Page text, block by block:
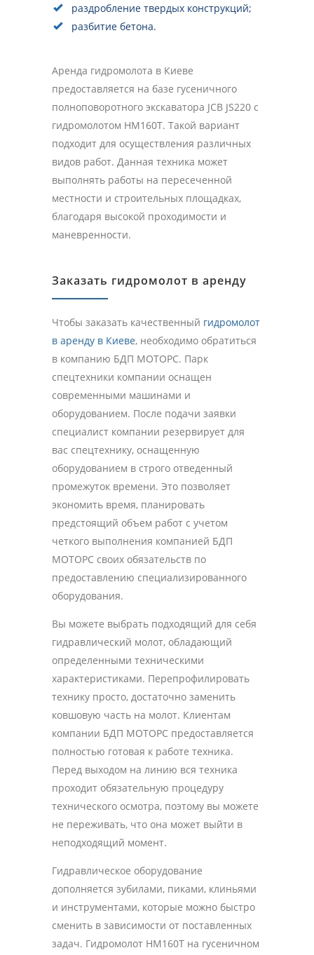
раздробление твердых конструкций;
разбитие бетона.
Аренда гидромолота в Киеве
предоставляется на базе гусеничного
полноповоротного экскаватора JCB JS220 с
гидромолотом HM160T. Такой вариант
подходит для осуществления различных
видов работ. Данная техника может
выполнять работы на пересеченной
местности и строительных площадках,
благодаря высокой проходимости и
маневренности.
Заказать гидромолот в аренду
Чтобы заказать качественный гидромолот
в аренду в Киеве, необходимо обратиться
в компанию БДП МОТОРС. Парк
спецтехники компании оснащен
современными машинами и
оборудованием. После подачи заявки
специалист компании резервирует для
вас спецтехнику, оснащенную
оборудованием в строго отведенный
промежуток времени. Это позволяет
экономить время, планировать
предстоящий объем работ с учетом
четкого выполнения компанией БДП
МОТОРС своих обязательств по
предоставлению специализированного
оборудования.
Вы можете выбрать подходящий для себя
гидравлический молот, обладающий
определенными техническими
характеристиками. Перепрофилировать
технику просто, достаточно заменить
ковшовую часть на молот. Клиентам
компании БДП МОТОРС предоставляется
полностью готовая к работе техника.
Перед выходом на линию вся техника
проходит обязательную процедуру
технического осмотра, поэтому вы можете
не переживать, что она может выйти в
неподходящий момент.
Гидравлическое оборудование
дополняется зубилами, пиками, клиньями
и инструментами, которые можно быстро
сменить в зависимости от поставленных
задач. Гидромолот HM160T на гусеничном